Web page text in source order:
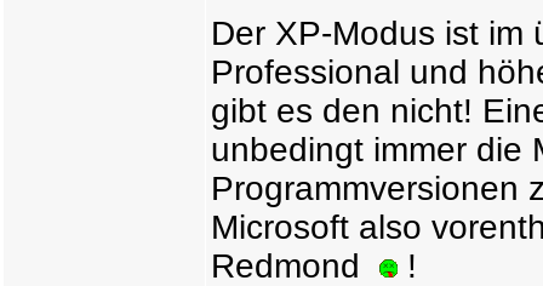
Der XP-Modus ist im
Professional und
gibt es den nicht!
unbedingt immer die
Programmversionen
Microsoft also
Redmond
!